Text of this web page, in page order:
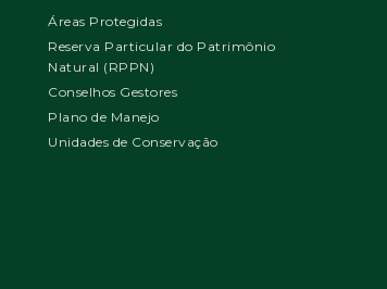
Áreas Protegidas
Reserva Particular do Patrimônio
Natural (RPPN)
Conselhos Gestores
Plano de Manejo
Unidades de Conservação